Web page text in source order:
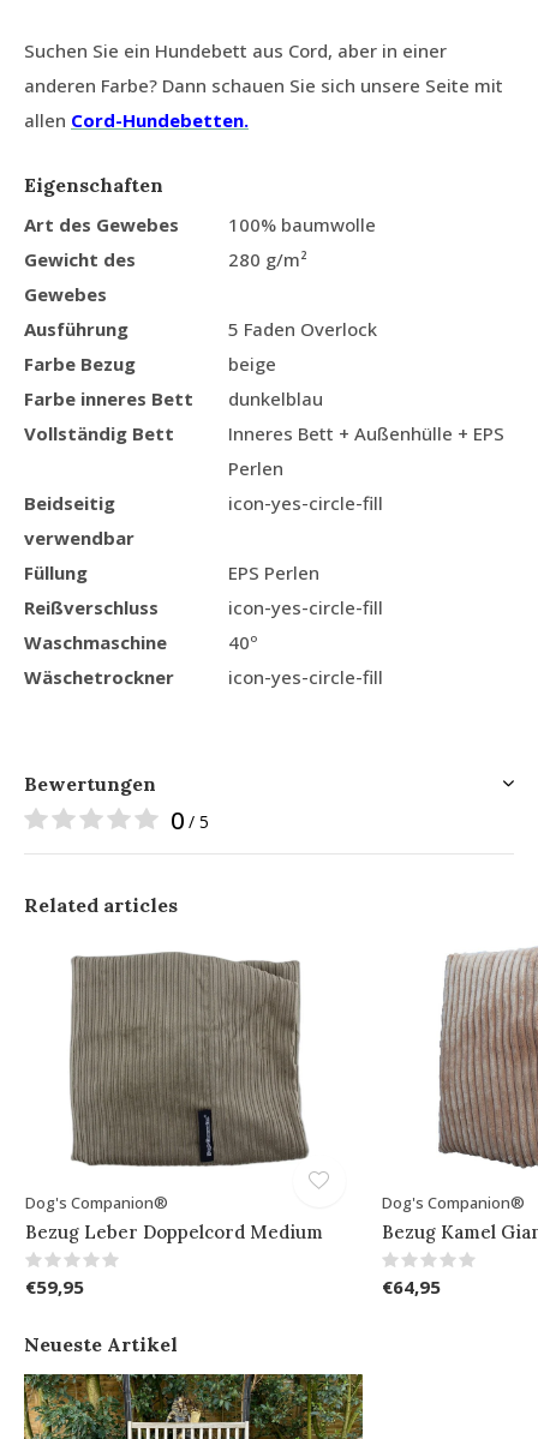
Suchen Sie ein Hundebett aus Cord, aber in einer
anderen Farbe? Dann schauen Sie sich unsere Seite mit
allen Cord-Hundebetten.
Eigenschaften
Art des Gewebes
100% baumwolle
Gewicht des
Gewebes
280 g/m²
Ausführung
5 Faden Overlock
Farbe Bezug
beige
Farbe inneres Bett
dunkelblau
Vollständig Bett
Inneres Bett + Außenhülle + EPS
Perlen
Beidseitig
verwendbar
icon-yes-circle-fill
Füllung
EPS Perlen
Reißverschluss
icon-yes-circle-fill
Waschmaschine
40º
Wäschetrockner
icon-yes-circle-fill
Bewertungen
0 / 5
Related articles
Dog's Companion®
Bezug Leber Doppelcord Medium
€59,95
Dog's Companion®
Bezug Kamel
€64,95
Neueste Artikel